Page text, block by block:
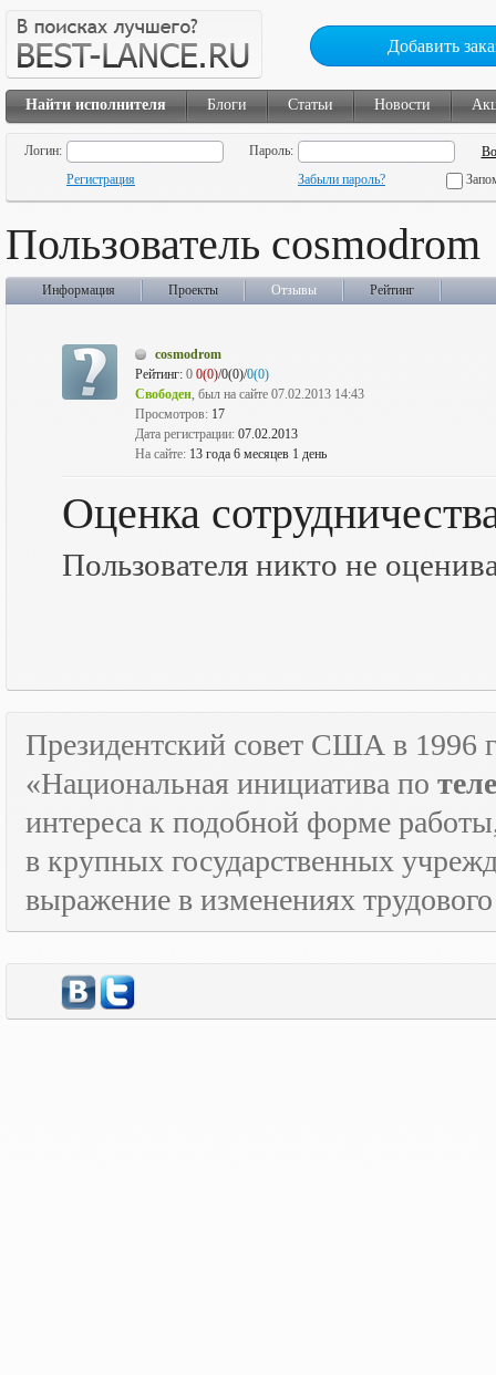
Добавить
Найти исполнителя Блоги Статьи Новости
Логин:
Пароль:
Регистрация
Забыли пароль?
Пользователь cosmodrom
Информация Проекты Отзывы Рейтинг
cosmodrom
Рейтинг: 0 0(0)/0(0)/0(0)
Свободен, был на сайте 07.02.2013 14:43
Просмотров: 17
Дата регистрации: 07.02.2013
На сайте: 13 года 6 месяцев 1 день
Оценка
Пользователя никто не
Президентский совет США в 1996
«Национальная инициатива по
интереса к подобной форме
в крупных государственных
выражение в изменениях трудового